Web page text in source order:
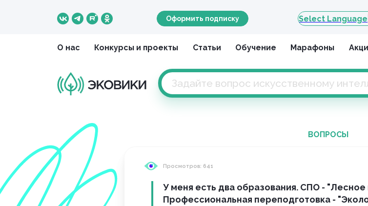
Оформить подписку Select Language
О нас Конкурсы и проекты Статьи Обучение Марафоны
ВОПРОСЫ
Просмотров: 641
У меня есть два образования. СПО - "Лесное
Профессиональная переподготовка -